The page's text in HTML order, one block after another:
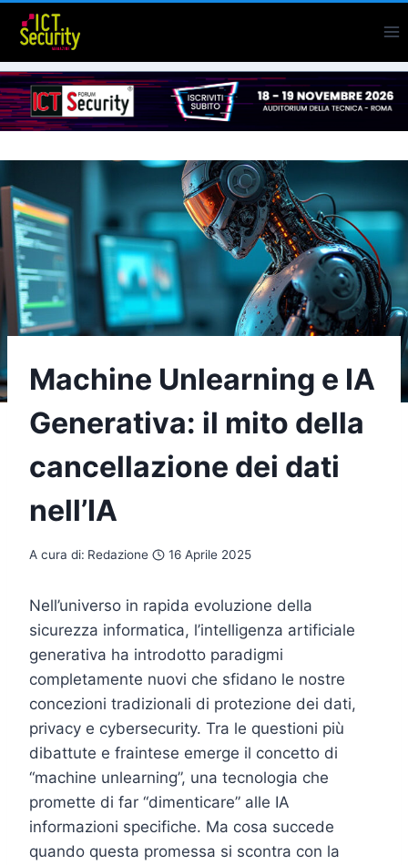
Salta
contenuto
Machine Unlearning e IA
Generativa: il mito della
cancellazione dei dati
nell’IA
A cura di: Redazione 16 Aprile 2025
Nell’universo in rapida evoluzione della
sicurezza informatica, l’intelligenza artificiale
generativa ha introdotto paradigmi
completamente nuovi che sfidano le nostre
concezioni tradizionali di protezione dei dati,
privacy e cybersecurity. Tra le questioni più
dibattute e fraintese emerge il concetto di
“machine unlearning”, una tecnologia che
promette di far “dimenticare” alle IA
informazioni specifiche. Ma cosa succede
quando questa promessa si scontra con la